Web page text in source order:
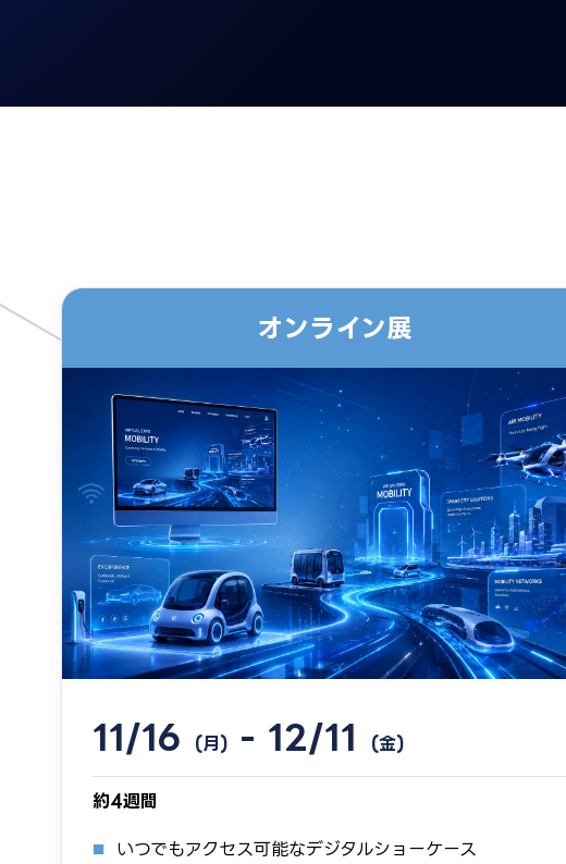
オンライン展
11/16 (月) - 12/11 (金)
約4週間
いつでもアクセス可能なデジタルショーケース